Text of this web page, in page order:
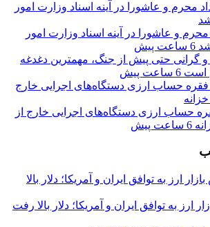
محرم و عاشورا در آینه اسناد وزارت امور
6 ساعت پیش
و گرانی حتی پیش از جنگ، مهمترین دغدغه
است 6 ساعت پیش
۱۲۴ فقره حساب ارزی دستگاه‌های اجرایی خارج از
6 ساعت پیش
ارز به توافق ایران و آمریکا؛ دلار بالا رفت